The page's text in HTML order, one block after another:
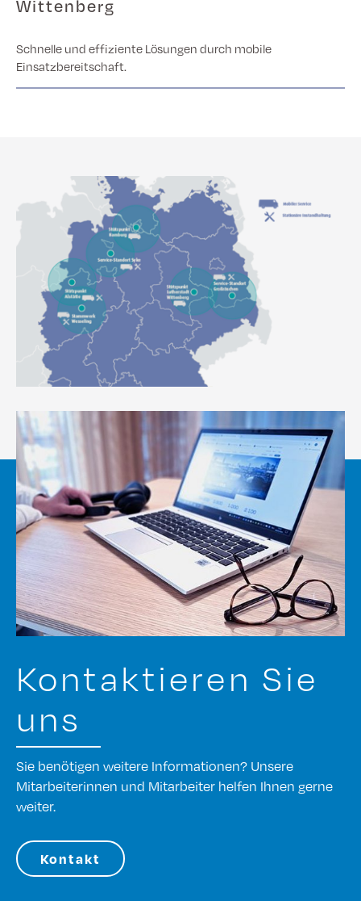
Wittenberg
Schnelle und effiziente Lösungen durch mobile
Einsatzbereitschaft.
Kontaktieren Sie
uns
Sie benötigen weitere Informationen? Unsere
Mitarbeiterinnen und Mitarbeiter helfen Ihnen gerne
weiter.
Kontakt